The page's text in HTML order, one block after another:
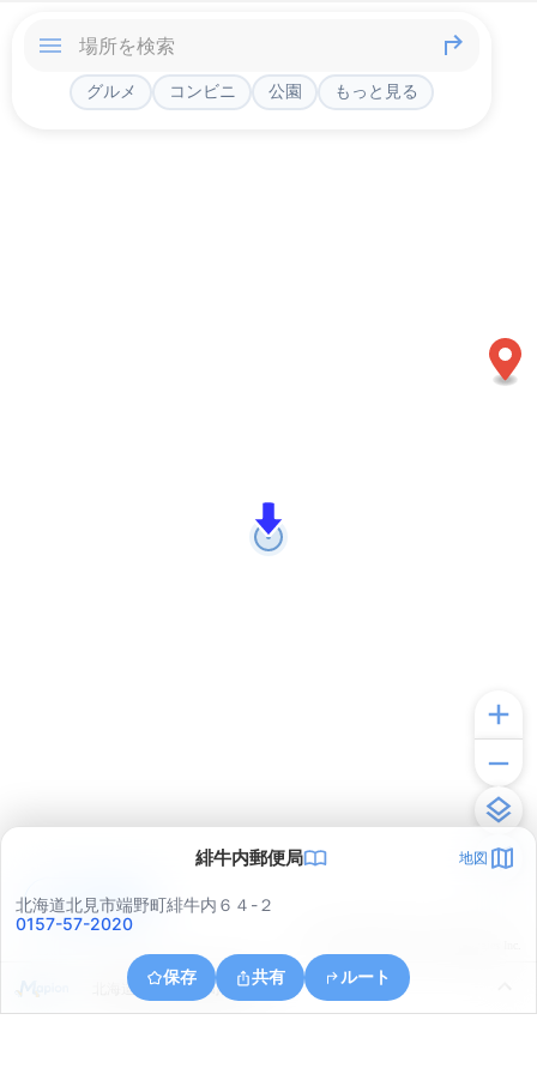
グルメ コンビニ 公園 もっと見る
緋牛内郵便局 地図
北海道北見市端野町緋牛内６４-２
0157-57-2020
保存 共有 ルート
北海道北見市端野町緋牛内
アプリで見る